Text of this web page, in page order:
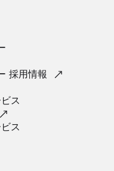
採用情報
ス
ス